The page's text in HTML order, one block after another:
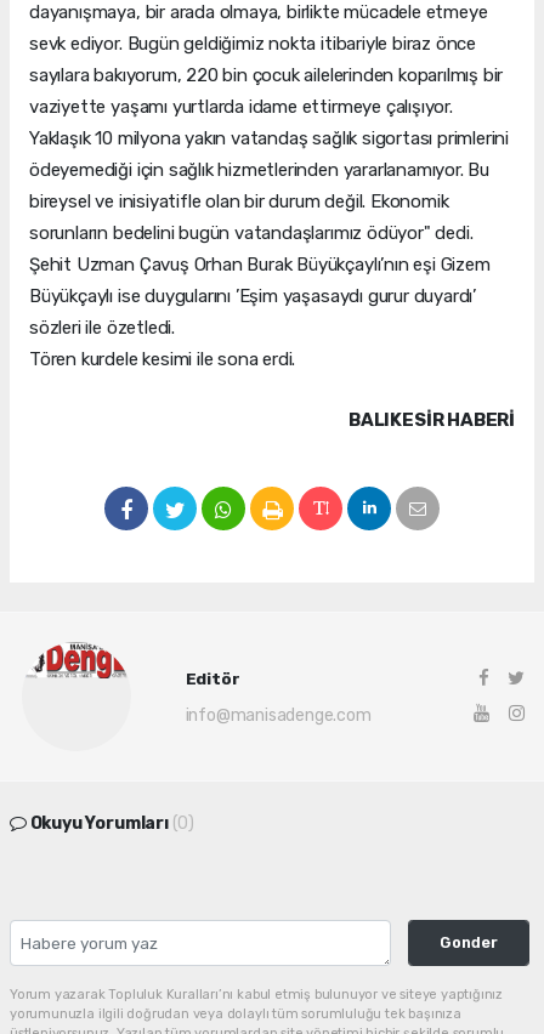
dayanışmaya, bir arada olmaya, birlikte mücadele etmeye
sevk ediyor. Bugün geldiğimiz nokta itibariyle biraz önce
sayılara bakıyorum, 220 bin çocuk ailelerinden koparılmış bir
vaziyette yaşamı yurtlarda idame ettirmeye çalışıyor.
Yaklaşık 10 milyona yakın vatandaş sağlık sigortası primlerini
ödeyemediği için sağlık hizmetlerinden yararlanamıyor. Bu
bireysel ve inisiyatifle olan bir durum değil. Ekonomik
sorunların bedelini bugün vatandaşlarımız ödüyor" dedi.
Şehit Uzman Çavuş Orhan Burak Büyükçaylı’nın eşi Gizem
Büyükçaylı ise duygularını ’Eşim yaşasaydı gurur duyardı’
sözleri ile özetledi.
Tören kurdele kesimi ile sona erdi.
BALIKESIR HABERİ
Editör
info@manisadenge.com
Okuyu Yorumları (0)
Gonder
Yorum yazarak Topluluk Kuralları’nı kabul etmiş bulunuyor ve siteye yaptığınız
yorumunuzla ilgili doğrudan veya dolaylı tüm sorumluluğu tek başınıza